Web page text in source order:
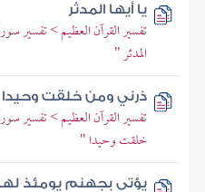
يا أيها المدثر
تفسير القرآن العظيم > تفسير
المدثر "
ذرني ومن خلقت وحيدا
تفسير القرآن العظيم > تفسير
خلقت وحيدا "
يؤتى بجهنم يومئذ